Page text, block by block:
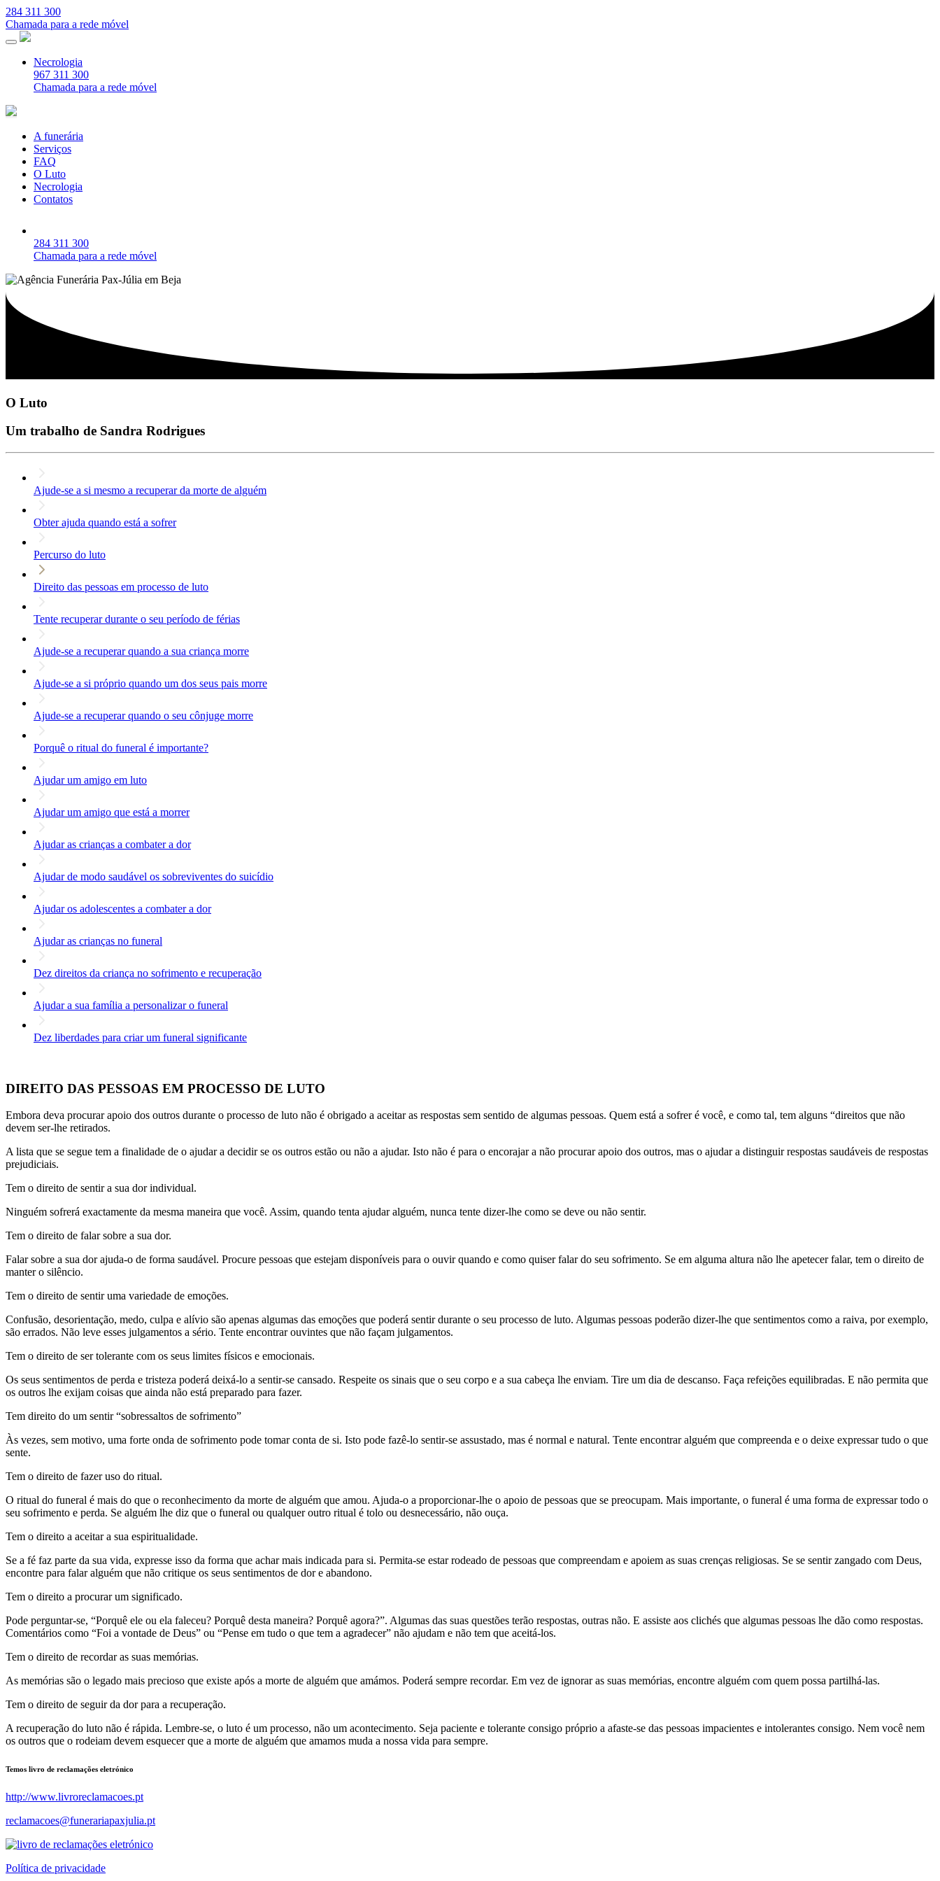
284 311 300
Chamada para a rede móvel
Necrologia
967 311 300
Chamada para a rede móvel
A funerária
Serviços
FAQ
O Luto
Necrologia
Contatos
284 311 300
Chamada para a rede móvel
O Luto
Um trabalho de Sandra Rodrigues
Ajude-se a si mesmo a recuperar da morte de alguém
Obter ajuda quando está a sofrer
Percurso do luto
Direito das pessoas em processo de luto
Tente recuperar durante o seu período de férias
Ajude-se a recuperar quando a sua criança morre
Ajude-se a si próprio quando um dos seus pais morre
Ajude-se a recuperar quando o seu cônjuge morre
Porquê o ritual do funeral é importante?
Ajudar um amigo em luto
Ajudar um amigo que está a morrer
Ajudar as crianças a combater a dor
Ajudar de modo saudável os sobreviventes do suicídio
Ajudar os adolescentes a combater a dor
Ajudar as crianças no funeral
Dez direitos da criança no sofrimento e recuperação
Ajudar a sua família a personalizar o funeral
Dez liberdades para criar um funeral significante
DIREITO DAS PESSOAS EM PROCESSO DE LUTO
Embora deva procurar apoio dos outros durante o processo de luto não é obrigado a aceitar as respostas sem sentido de algumas pessoas. Quem está a sofrer é você, e como tal, tem alguns “direitos que não
devem ser-lhe retirados.
A lista que se segue tem a finalidade de o ajudar a decidir se os outros estão ou não a ajudar. Isto não é para o encorajar a não procurar apoio dos outros, mas o ajudar a distinguir respostas saudáveis de respostas
prejudiciais.
Tem o direito de sentir a sua dor individual.
Ninguém sofrerá exactamente da mesma maneira que você. Assim, quando tenta ajudar alguém, nunca tente dizer-lhe como se deve ou não sentir.
Tem o direito de falar sobre a sua dor.
Falar sobre a sua dor ajuda-o de forma saudável. Procure pessoas que estejam disponíveis para o ouvir quando e como quiser falar do seu sofrimento. Se em alguma altura não lhe apetecer falar, tem o direito de
manter o silêncio.
Tem o direito de sentir uma variedade de emoções.
Confusão, desorientação, medo, culpa e alívio são apenas algumas das emoções que poderá sentir durante o seu processo de luto. Algumas pessoas poderão dizer-lhe que sentimentos como a raiva, por exemplo,
são errados. Não leve esses julgamentos a sério. Tente encontrar ouvintes que não façam julgamentos.
Tem o direito de ser tolerante com os seus limites físicos e emocionais.
Os seus sentimentos de perda e tristeza poderá deixá-lo a sentir-se cansado. Respeite os sinais que o seu corpo e a sua cabeça lhe enviam. Tire um dia de descanso. Faça refeições equilibradas. E não permita que
os outros lhe exijam coisas que ainda não está preparado para fazer.
Tem direito do um sentir “sobressaltos de sofrimento”
Às vezes, sem motivo, uma forte onda de sofrimento pode tomar conta de si. Isto pode fazê-lo sentir-se assustado, mas é normal e natural. Tente encontrar alguém que compreenda e o deixe expressar tudo o que
sente.
Tem o direito de fazer uso do ritual.
O ritual do funeral é mais do que o reconhecimento da morte de alguém que amou. Ajuda-o a proporcionar-lhe o apoio de pessoas que se preocupam. Mais importante, o funeral é uma forma de expressar todo o
seu sofrimento e perda. Se alguém lhe diz que o funeral ou qualquer outro ritual é tolo ou desnecessário, não ouça.
Tem o direito a aceitar a sua espiritualidade.
Se a fé faz parte da sua vida, expresse isso da forma que achar mais indicada para si. Permita-se estar rodeado de pessoas que compreendam e apoiem as suas crenças religiosas. Se se sentir zangado com Deus,
encontre para falar alguém que não critique os seus sentimentos de dor e abandono.
Tem o direito a procurar um significado.
Pode perguntar-se, “Porquê ele ou ela faleceu? Porquê desta maneira? Porquê agora?”. Algumas das suas questões terão respostas, outras não. E assiste aos clichés que algumas pessoas lhe dão como respostas.
Comentários como “Foi a vontade de Deus” ou “Pense em tudo o que tem a agradecer” não ajudam e não tem que aceitá-los.
Tem o direito de recordar as suas memórias.
As memórias são o legado mais precioso que existe após a morte de alguém que amámos. Poderá sempre recordar. Em vez de ignorar as suas memórias, encontre alguém com quem possa partilhá-las.
Tem o direito de seguir da dor para a recuperação.
A recuperação do luto não é rápida. Lembre-se, o luto é um processo, não um acontecimento. Seja paciente e tolerante consigo próprio a afaste-se das pessoas impacientes e intolerantes consigo. Nem você nem
os outros que o rodeiam devem esquecer que a morte de alguém que amamos muda a nossa vida para sempre.
Temos livro de reclamações eletrónico
http://www.livroreclamacoes.pt
reclamacoes@funerariapaxjulia.pt
Política de privacidade